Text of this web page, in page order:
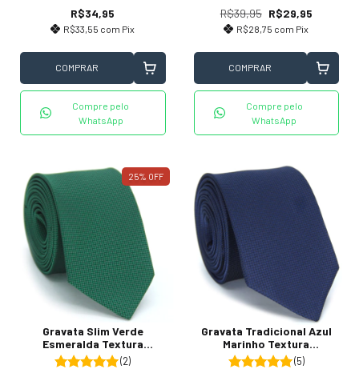
R$34,95
R$33,55 com Pix
COMPRAR
Compre pelo
WhatsApp
R$39,95 R$29,95
R$28,75 com Pix
COMPRAR
Compre pelo
WhatsApp
25% OFF
Gravata Slim Verde
Esmeralda Textura
Quadriculada
(2)
Gravata Tradicional Azul
Marinho Textura
Quadriculada
(5)